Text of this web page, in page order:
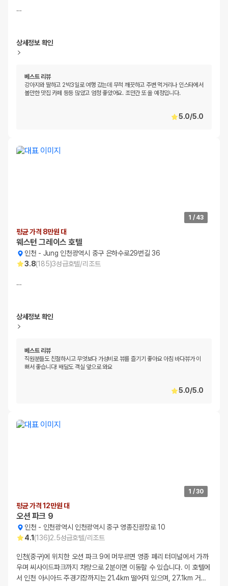
…
상세정보 확인
베스트 리뷰
강아지와 딸하고 2박3일로 여행 갔는데 무척 깨끗하고 주변 먹거리나 인스타에서
볼만한 맛집 카페 등등 많았고 엄청 좋았어요. 조만간 또 올 예정입니다.
5.0/5.0
1 / 43
평균 가격 8만원 대
웨스턴 그레이스 호텔
인천 - Jung 인천광역시 중구 은하수로29번길 36
3.8(185)3성급호텔/리조트
…
상세정보 확인
베스트 리뷰
직원분들도 친절하시고 무엇보다 가성비로 뷰를 즐기기 좋아요 아침 바다뷰가 이
뻐서 좋습니다! 배달도 객실 앞으로 와요
5.0/5.0
1 /30
평균 가격 12만원 대
오션 파크 9
인천 - 인천광역시 인천광역시 중구 영종진광장로 10
4.1 (136)2.5성급호텔/리조트
인천(중구)에 위치한 오션 파크 9에 머무르면 영종 페리 터미널에서 가까
우며 씨사이드파크까지 차량으로 2분이면 이동할 수 있습니다. 이 호텔에
서 인천 아시아드 주경기장까지는 21.4km 떨어져 있으며, 27.1km 거…